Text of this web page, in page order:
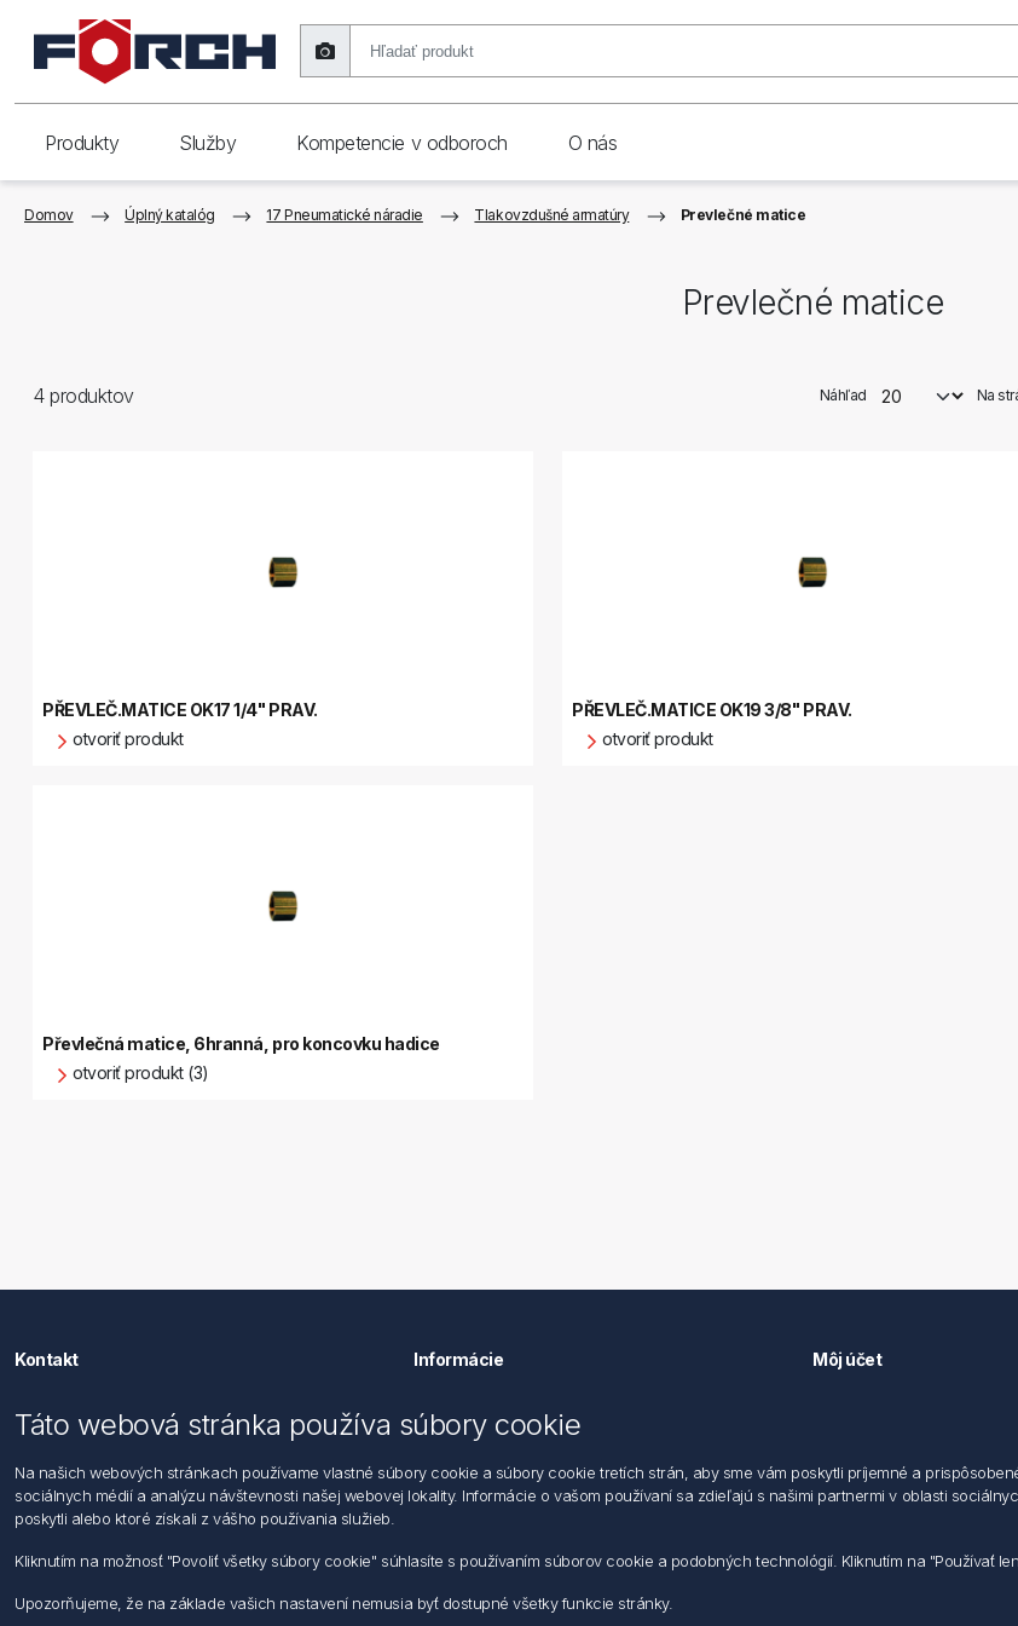
Produkty Služby Kompetencie v odboroch O nás
Domov Úplný katalóg 17 Pneumatické náradie Tlakovzdušné armatúry Prevlečné matice
Prevlečné matice
4produktov Náhľad Na
PŘEVLEČ.MATICE OK17 1/4" PRAV.
otvoriť produkt
PŘEVLEČ.MATICE OK19 3/8" PRAV.
otvoriť produkt
Převlečná matice, 6hranná, pro koncovku hadice
otvoriť produkt (3)
Kontakt
Förch Slovensko s.r.o.
Stará Vajnorská 11841/37,
Tf: +421 0800 500 151
Informácie
Vyhlásenie k ochrane údajov
Obchodný zástupca
Môj účet
Táto webová stránka používa súbory cookie
Na našich webových stránkach používame vlastné súbory cookie a súbory cookie tretích strán, aby sme vám poskytli príjemné a
sociálnych médií a analýzu návštevnosti našej webovej lokality. Informácie o vašom používaní sa zdieľajú s našimi partnermi v oblasti
poskytli alebo ktoré získali z vášho používania služieb.
Kliknutím na možnosť "Povoliť všetky súbory cookie" súhlasíte s používaním súborov cookie a podobných technológií. Kliknutím na "Používať
Upozorňujeme, že na základe vašich nastavení nemusia byť dostupné všetky funkcie stránky.